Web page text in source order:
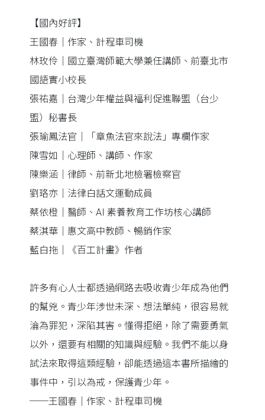
【國內好評】
王國春｜作家、計程車司機
林玫伶｜國立臺灣師範大學兼任講師、前臺北市
國語實小校長
張祐嘉｜台灣少年權益與福利促進聯盟（台少
盟）秘書長
張瑜鳳法官｜「章魚法官來說法」專欄作家
陳雪如｜心理師、講師、作家
陳樂涵｜律師、前新北地檢署檢察官
劉珞亦｜法律白話文運動成員
蔡依橙｜醫師、AI 素養教育工作坊核心講師
蔡淇華｜惠文高中教師、暢銷作家
藍白拖｜《百工計畫》作者
許多有心人士都透過網路去吸收青少年成為他們
的幫兇。青少年涉世未深、想法單純，很容易就
淪為罪犯，深陷其害。懂得拒絕，除了需要勇氣
以外，還要有相關的知識與經驗。我們不能以身
試法來取得這類經驗，卻能透過這本書所描繪的
事件中，引以為戒，保護青少年。
──王國春｜作家、計程車司機